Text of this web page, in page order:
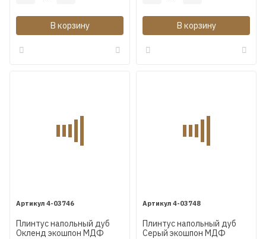
В корзину В корзину
4-03746
Плинтус напольный дуб
Окленд экошпон МДФ
4-03748
Плинтус напольный дуб
Серый экошпон МДФ